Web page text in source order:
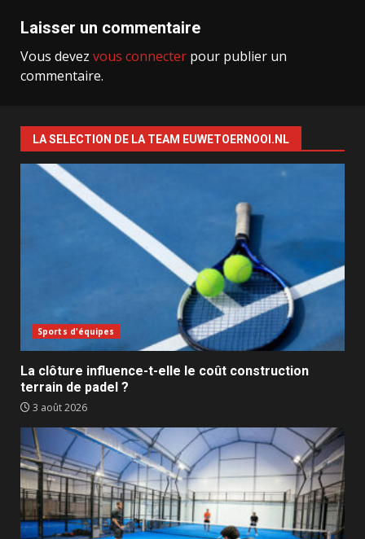
Laisser un commentaire
Vous devez vous connecter pour publier un
commentaire.
LA SELECTION DE LA TEAM EUWETOERNOOI.NL
Sports d'équipes
La clôture influence-t-elle le coût construction
terrain de padel ?
3 août 2026